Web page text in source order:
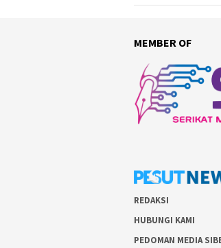
MEMBER OF
REDAKSI
HUBUNGI KAMI
PEDOMAN MEDIA